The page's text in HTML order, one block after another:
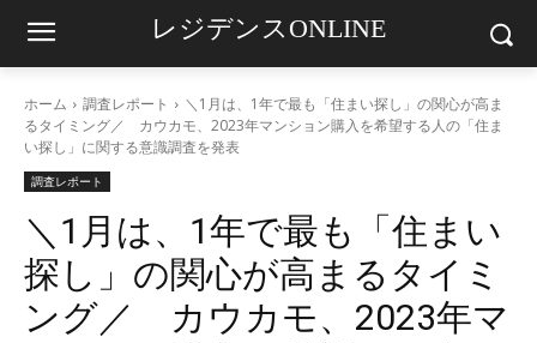
レジデンスONLINE
ホーム 調査レポート
＼1月は、1年で最も「住まい探し」の関心が高ま
るタイミング／ カウカモ、2023年マンション購入を希望する人の「住ま
い探し」に関する意識調査を発表
調査レポート
＼1月は、1年で最も「住まい
探し」の関心が高まるタイミ
ング／ カウカモ、2023年マ